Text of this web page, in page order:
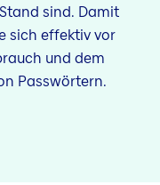
sind. Damit
sich effektiv vor
und dem
Passwörtern.